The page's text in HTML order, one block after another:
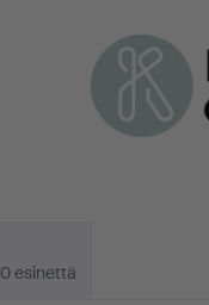
esinettä